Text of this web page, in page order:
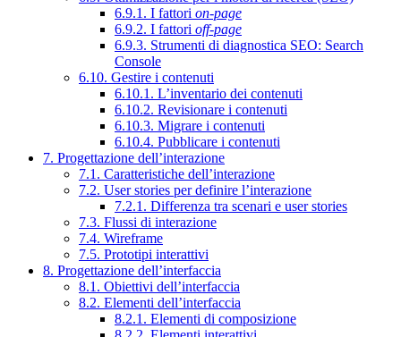
6.9.1. I fattori on-page
6.9.2. I fattori off-page
6.9.3. Strumenti di diagnostica SEO: Search
Console
6.10. Gestire i contenuti
6.10.1. L’inventario dei contenuti
6.10.2. Revisionare i contenuti
6.10.3. Migrare i contenuti
6.10.4. Pubblicare i contenuti
7. Progettazione dell’interazione
7.1. Caratteristiche dell’interazione
7.2. User stories per definire l’interazione
7.2.1. Differenza tra scenari e user stories
7.3. Flussi di interazione
7.4. Wireframe
7.5. Prototipi interattivi
8. Progettazione dell’interfaccia
8.1. Obiettivi dell’interfaccia
8.2. Elementi dell’interfaccia
8.2.1. Elementi di composizione